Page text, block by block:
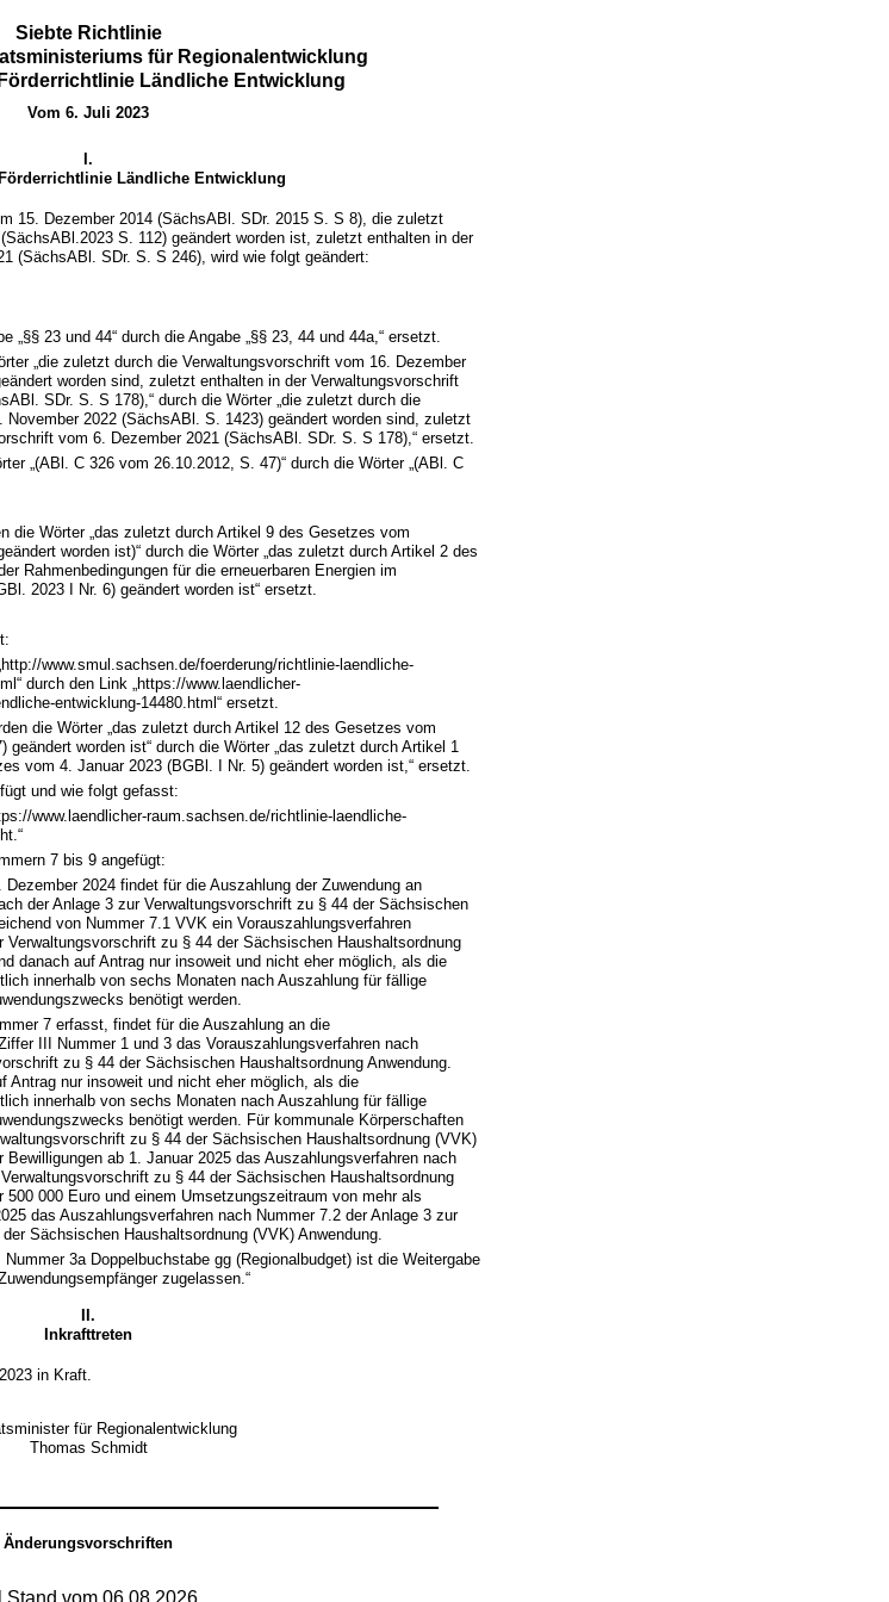
Siebte Richtlinie
für Regionalentwicklung
Ländliche Entwicklung
Vom 6. Juli 2023
I.
Ländliche Entwicklung
15. Dezember 2014 (SächsABl. SDr. 2015 S. S 8), die zuletzt
S. 112) geändert worden ist, zuletzt enthalten in der
(SächsABl. SDr. S. S 246), wird wie folgt geändert:
„§§ 23 und 44“ durch die Angabe „§§ 23, 44 und 44a,“ ersetzt.
„die zuletzt durch die Verwaltungsvorschrift vom 16. Dezember
worden sind, zuletzt enthalten in der Verwaltungsvorschrift
SDr. S. S 178),“ durch die Wörter „die zuletzt durch die
November 2022 (SächsABl. S. 1423) geändert worden sind, zuletzt
vom 6. Dezember 2021 (SächsABl. SDr. S. S 178),“ ersetzt.
„(ABl. C 326 vom 26.10.2012, S. 47)“ durch die Wörter „(ABl. C
die Wörter „das zuletzt durch Artikel 9 des Gesetzes vom
worden ist)“ durch die Wörter „das zuletzt durch Artikel 2 des
Rahmenbedingungen für die erneuerbaren Energien im
2023 I Nr. 6) geändert worden ist“ ersetzt.
www.smul.sachsen.de/foerderung/richtlinie-laendliche-
durch den Link „https://www.laendlicher-
entwicklung-14480.html“ ersetzt.
die Wörter „das zuletzt durch Artikel 12 des Gesetzes vom
worden ist“ durch die Wörter „das zuletzt durch Artikel 1
vom 4. Januar 2023 (BGBl. I Nr. 5) geändert worden ist,“ ersetzt.
und wie folgt gefasst:
www.laendlicher-raum.sachsen.de/richtlinie-laendliche-
7 bis 9 angefügt:
2024 findet für die Auszahlung der Zuwendung an
der Anlage 3 zur Verwaltungsvorschrift zu § 44 der Sächsischen
von Nummer 7.1 VVK ein Vorauszahlungsverfahren
Verwaltungsvorschrift zu § 44 der Sächsischen Haushaltsordnung
danach auf Antrag nur insoweit und nicht eher möglich, als die
innerhalb von sechs Monaten nach Auszahlung für fällige
benötigt werden.
7 erfasst, findet für die Auszahlung an die
III Nummer 1 und 3 das Vorauszahlungsverfahren nach
zu § 44 der Sächsischen Haushaltsordnung Anwendung.
Antrag nur insoweit und nicht eher möglich, als die
innerhalb von sechs Monaten nach Auszahlung für fällige
benötigt werden. Für kommunale Körperschaften
zu § 44 der Sächsischen Haushaltsordnung (VVK)
ab 1. Januar 2025 das Auszahlungsverfahren nach
zu § 44 der Sächsischen Haushaltsordnung
500 000 Euro und einem Umsetzungszeitraum von mehr als
das Auszahlungsverfahren nach Nummer 7.2 der Anlage 3 zur
Sächsischen Haushaltsordnung (VVK) Anwendung.
3a Doppelbuchstabe gg (Regionalbudget) ist die Weitergabe
zugelassen.“
II.
Inkrafttreten
in Kraft.
für Regionalentwicklung
Thomas Schmidt
Änderungsvorschriften
vom 06.08.2026